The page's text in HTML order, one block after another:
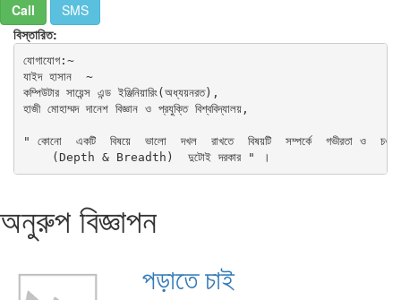
Call
SMS
বিস্তারিত:
যোগাযোগ:~
যাইদ হাসান  ~
কম্পিউটার সায়েন্স এন্ড ইঞ্জিনিয়ারিং(অধ্যয়নরত),
হাজী মোহাম্মদ দানেশ বিজ্ঞান ও প্রযুক্তি
" কোনো  একটি  বিষয়ে  ভালো  দখল  রাখতে  বিষয়টি  সম্পর্কে  গভীরতা ও
    (Depth & Breadth)  দুটোই দরকার " ।
অনুরুপ বিজ্ঞাপন
পড়াতে চাই